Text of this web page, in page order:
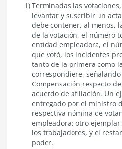
Terminadas las
levantar y suscribir un
debe contener, al menos,
de la votación, el número
entidad empleadora, el
que votó, los incidentes
tanto de la primera como
correspondiere,
Compensación respecto
acuerdo de afiliación. Un
entregado por el ministro
respectiva nómina de
empleadora; otro
los trabajadores, y el
poder.